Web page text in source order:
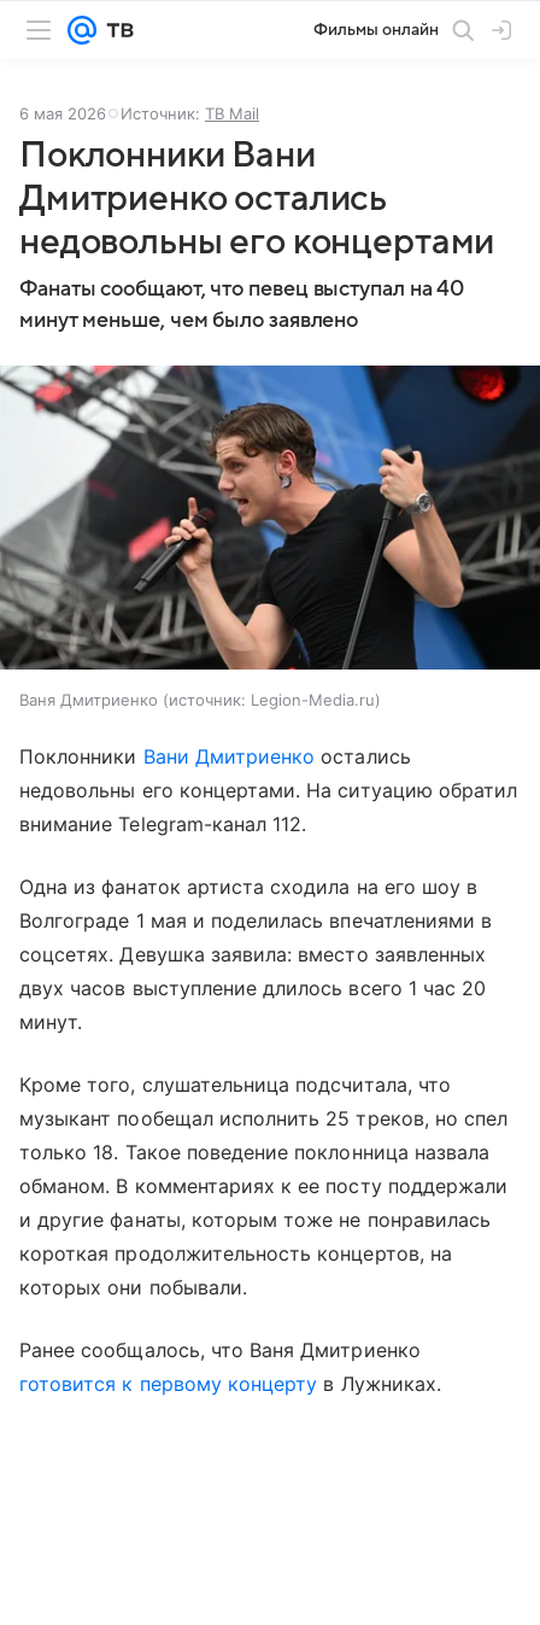
Фильмы онлайн
6 мая 2026 Источник: ТВ Mail
Поклонники Вани
Дмитриенко остались
недовольны его концертами
Фанаты сообщают, что певец выступал на 40
минут меньше, чем было заявлено
Ваня Дмитриенко источник: Legion-Media.ru
Поклонники Вани Дмитриенко остались
недовольны его концертами. На ситуацию обратил
внимание Telegram-канал 112.
Одна из фанаток артиста сходила на его шоу в
Волгограде 1 мая и поделилась впечатлениями в
соцсетях. Девушка заявила: вместо заявленных
двух часов выступление длилось всего 1 час 20
минут.
Кроме того, слушательница подсчитала, что
музыкант пообещал исполнить 25 треков, но спел
только 18. Такое поведение поклонница назвала
обманом. В комментариях к ее посту поддержали
и другие фанаты, которым тоже не понравилась
короткая продолжительность концертов, на
которых они побывали.
Ранее сообщалось, что Ваня Дмитриенко
готовится к первому концерту в Лужниках.